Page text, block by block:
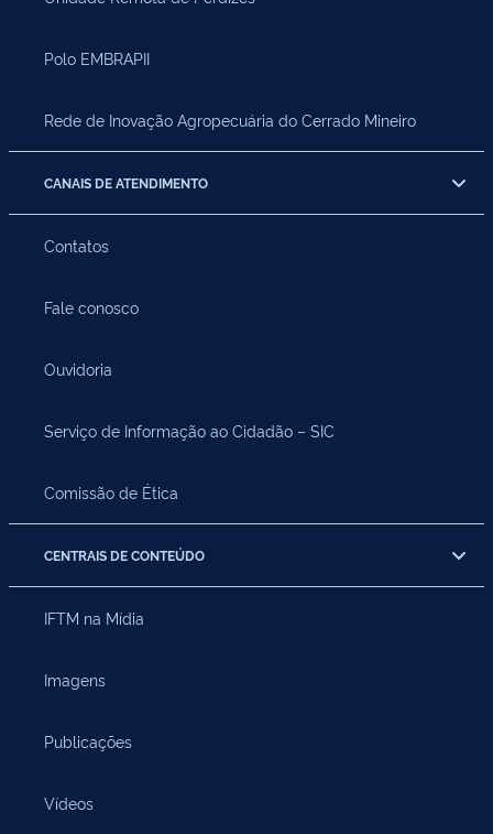
Polo EMBRAPII
Rede de Inovação Agropecuária do Cerrado Mineiro
CANAIS DE ATENDIMENTO
Contatos
Fale conosco
Ouvidoria
Serviço de Informação ao Cidadão – SIC
Comissão de Ética
CENTRAIS DE CONTEÚDO
IFTM na Mídia
Imagens
Publicações
Vídeos